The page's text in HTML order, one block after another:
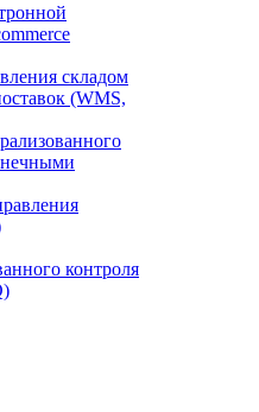
складом
(WMS,
контроля